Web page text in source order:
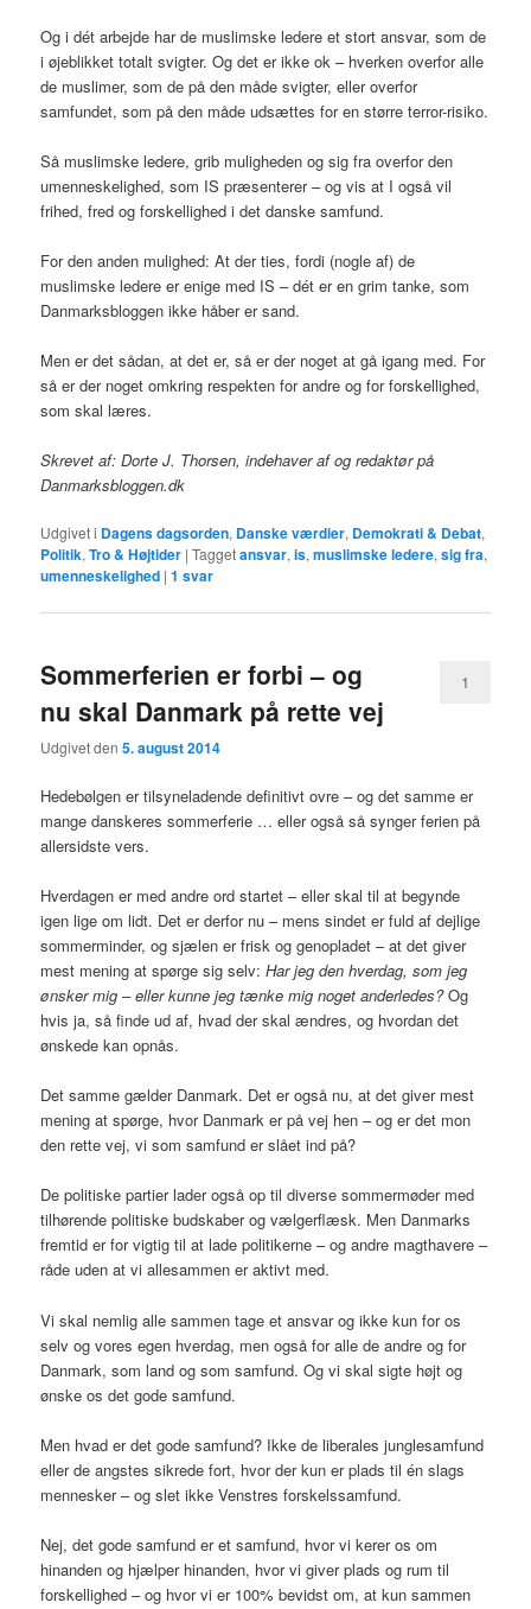
Og i dét arbejde har de muslimske ledere et stort ansvar, som de
i øjeblikket totalt svigter. Og det er ikke ok – hverken overfor alle
de muslimer, som de på den måde svigter, eller overfor
samfundet, som på den måde udsættes for en større terror-risiko.
Så muslimske ledere, grib muligheden og sig fra overfor den
umenneskelighed, som IS præsenterer – og vis at I også vil
frihed, fred og forskellighed i det danske samfund.
For den anden mulighed: At der ties, fordi (nogle af) de
muslimske ledere er enige med IS – dét er en grim tanke, som
Danmarksbloggen ikke håber er sand.
Men er det sådan, at det er, så er der noget at gå igang med. For
så er der noget omkring respekten for andre og for forskellighed,
som skal læres.
Skrevet af: Dorte J. Thorsen, indehaver af og redaktør på
Danmarksbloggen.dk
Udgivet i Dagens dagsorden, Danske værdier, Demokrati & Debat,
Politik,Tro & Højtider |Taggetansvar,is,muslimske ledere,sig fra,
umenneskelighed |1 svar
Sommerferien er forbi – og
nu skal Danmark på rette vej
Udgivet den5. august 2014
1
Hedebølgen er tilsyneladende definitivt ovre – og det samme er
mange danskeres sommerferie … eller også så synger ferien på
allersidste vers.
Hverdagen er med andre ord startet – eller skal til at begynde
igen lige om lidt. Det er derfor nu – mens sindet er fuld af dejlige
sommerminder, og sjælen er frisk og genopladet – at det giver
mest mening at spørge sig selv:Har jeg den hverdag, som jeg
ønsker mig – eller kunne jeg tænke mig noget anderledes?Og
hvis ja, så finde ud af, hvad der skal ændres, og hvordan det
ønskede kan opnås.
Det samme gælder Danmark. Det er også nu, at det giver mest
mening at spørge, hvor Danmark er på vej hen – og er det mon
den rette vej, vi som samfund er slået ind på?
De politiske partier lader også op til diverse sommermøder med
tilhørende politiske budskaber og vælgerflæsk. Men Danmarks
fremtid er for vigtig til at lade politikerne – og andre magthavere –
råde uden at vi allesammen er aktivt med.
Vi skal nemlig alle sammen tage et ansvar og ikke kun for os
selv og vores egen hverdag, men også for alle de andre og for
Danmark, som land og som samfund. Og vi skal sigte højt og
ønske os det gode samfund.
Men hvad er det gode samfund? Ikke de liberales junglesamfund
eller de angstes sikrede fort, hvor der kun er plads til én slags
mennesker – og slet ikke Venstres forskelssamfund.
Nej, det gode samfund er et samfund, hvor vi kerer os om
hinanden og hjælper hinanden, hvor vi giver plads og rum til
forskellighed – og hvor vi er 100% bevidst om, at kun sammen